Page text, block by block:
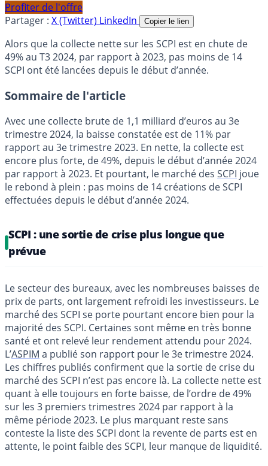
Profiter de l'offre
Partager : X (Twitter) LinkedIn Copier le lien
Alors que la collecte nette sur les SCPI est en chute de
49% au T3 2024, par rapport à 2023, pas moins de 14
SCPI ont été lancées depuis le début d’année.
Sommaire de l'article
Avec une collecte brute de 1,1 milliard d’euros au 3e
trimestre 2024, la baisse constatée est de 11% par
rapport au 3e trimestre 2023. En nette, la collecte est
encore plus forte, de 49%, depuis le début d’année 2024
par rapport à 2023. Et pourtant, le marché des SCPI joue
le rebond à plein : pas moins de 14 créations de SCPI
effectuées depuis le début d’année 2024.
SCPI : une sortie de crise plus longue que
prévue
Le secteur des bureaux, avec les nombreuses baisses de
prix de parts, ont largement refroidi les investisseurs. Le
marché des SCPI se porte pourtant encore bien pour la
majorité des SCPI. Certaines sont même en très bonne
santé et ont relevé leur rendement attendu pour 2024.
L’ASPIM a publié son rapport pour le 3e trimestre 2024.
Les chiffres publiés confirment que la sortie de crise du
marché des SCPI n’est pas encore là. La collecte nette est
quant à elle toujours en forte baisse, de l’ordre de 49%
sur les 3 premiers trimestres 2024 par rapport à la
même période 2023. Le plus marquant reste sans
conteste la liste des SCPI dont la revente de parts est en
attente, le point faible des SCPI, leur manque de liquidité.